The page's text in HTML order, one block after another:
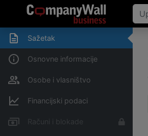
Sažetak
Osnovne informacije
Osobe i vlasništvo
Financijski podaci
Računi i blokade